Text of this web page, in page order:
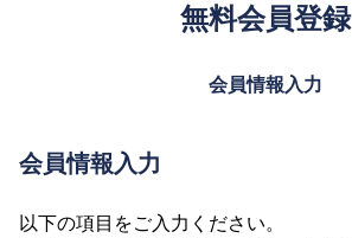
無料会員登録
会員情報入力
会員情報入力
以下の項目をご入力ください。